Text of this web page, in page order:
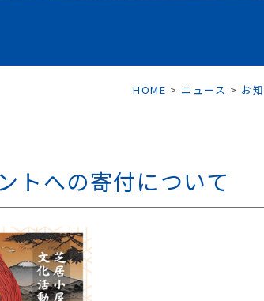
HOME > ニュース > お
トへの寄付について